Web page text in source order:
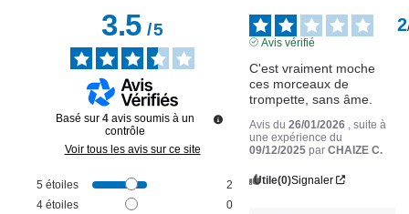
3.5/5
Basé sur 4 avis soumis à un
contrôle
Voir tous les avis sur ce site
5 étoiles
2
4 étoiles
0
2
Avis vérifié
C'est vraiment moche
ces morceaux de
trompette, sans âme.
Avis du26/01/2026
, suite à
une expérience du
09/12/2025 parCHAIZE C.
Utile(0)Signaler